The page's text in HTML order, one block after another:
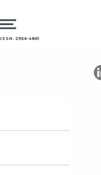
ISSN: 2966-4861
Pesquisa clínica
Para
aumentar
estudos
Agência
analisar
estudos
Redação